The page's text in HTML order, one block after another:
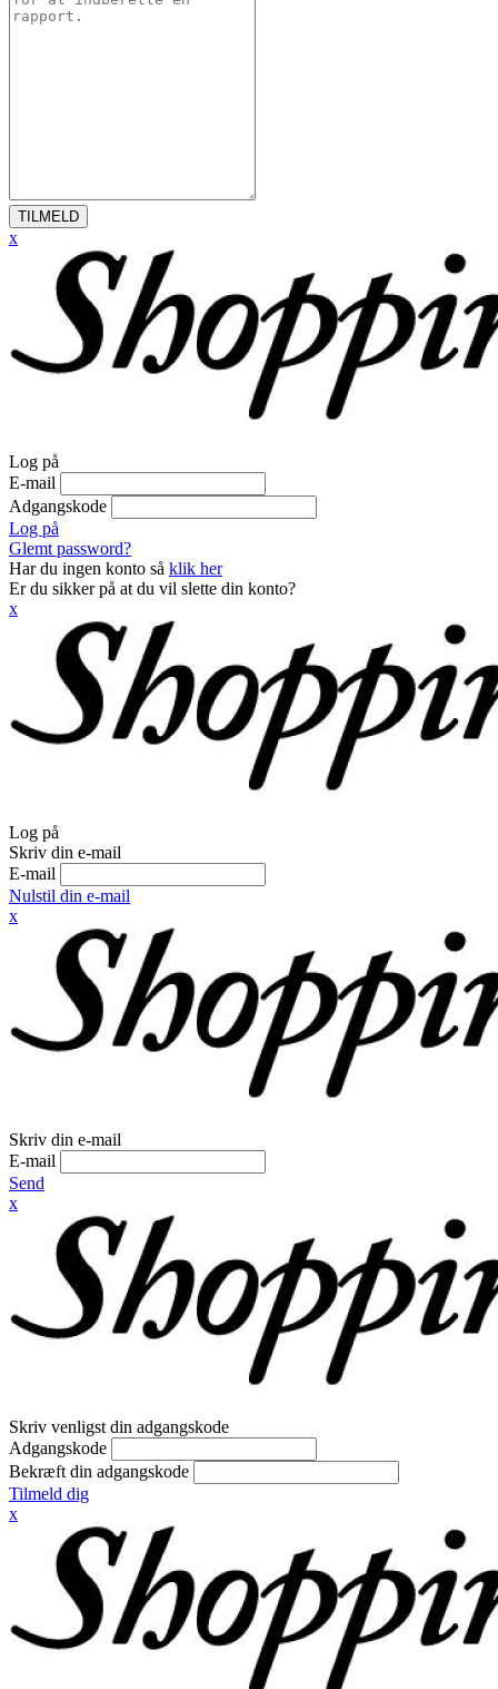
TILMELD
x
Log på
E-mail
Adgangskode
Log på
Glemt password?
Har du ingen konto så klik her
Er du sikker på at du vil slette din konto?
x
Log på
Skriv din e-mail
E-mail
Nulstil din e-mail
x
Skriv din e-mail
E-mail
Send
x
Skriv venligst din adgangskode
Adgangskode
Bekræft din adgangskode
Tilmeld dig
x